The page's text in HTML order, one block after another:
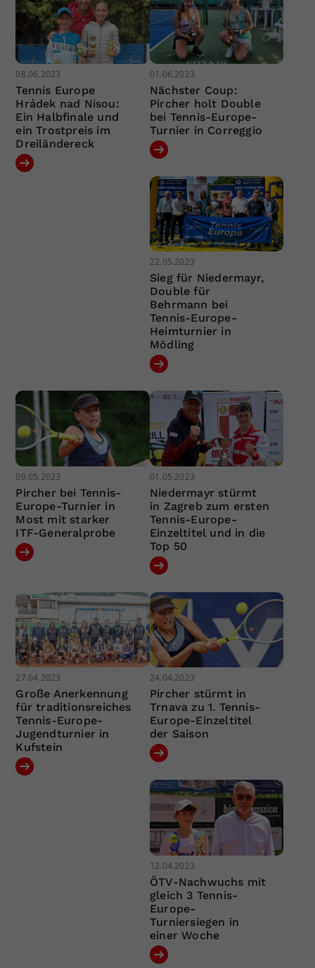
08.06.2023
Tennis Europe
Hrádek nad Nisou:
Ein Halbfinale und
ein Trostpreis im
Dreiländereck
01.06.2023
Nächster Coup:
Pircher holt Double
bei Tennis-Europe-
Turnier in Correggio
22.05.2023
Sieg für Niedermayr,
Double für
Behrmann bei
Tennis-Europe-
Heimturnier in
Mödling
09.05.2023
Pircher bei Tennis-
Europe-Turnier in
Most mit starker
ITF-Generalprobe
01.05.2023
Niedermayr stürmt
in Zagreb zum ersten
Tennis-Europe-
Einzeltitel und in die
Top 50
27.04.2023
Große Anerkennung
für traditionsreiches
Tennis-Europe-
Jugendturnier in
Kufstein
24.04.2023
Pircher stürmt in
Trnava zu 1. Tennis-
Europe-Einzeltitel
der Saison
12.04.2023
ÖTV-Nachwuchs mit
gleich 3 Tennis-
Europe-
Turniersiegen in
einer Woche